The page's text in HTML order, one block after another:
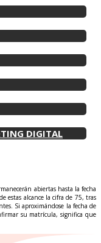
DIGITAL
abiertas hasta la fecha
estas alcance la cifra de 75, tras
Si aproximándose la fecha de
su matrícula, significa que